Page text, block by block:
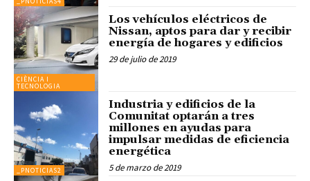
CIÈNCIA I
TECNOLOGIA
Los vehículos eléctricos de
Nissan, aptos para dar y recibir
energía de hogares y edificios
29 de julio de 2019
_PNOTICIAS2
Industria y edificios de la
Comunitat optarán a tres
millones en ayudas para
impulsar medidas de eficiencia
energética
5 de marzo de 2019